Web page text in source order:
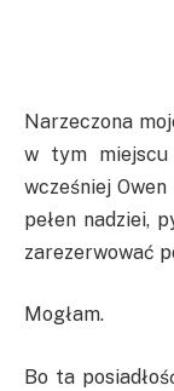
Narzeczona
w tym miejscu
wcześniej
pełen nadziei,
zarezerwować
Mogłam.
Bo ta